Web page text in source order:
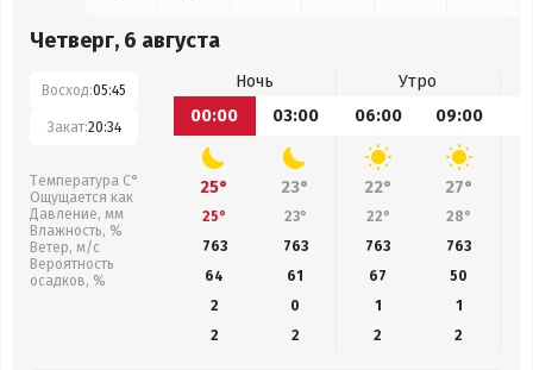
Четверг, 6 августа
Восход:05:45
Закат:20:34
Температура С°
Ощущается как
Давление, мм
Влажность, %
Ветер, м/с
Вероятность
осадков, %
Ночь
Утро
00:00
03:00 06:00 09:00
25° 23° 22° 27°
25° 23° 22° 28°
763
763 763 763
64
61 67
50
2
0 1
1
2
2 2 2